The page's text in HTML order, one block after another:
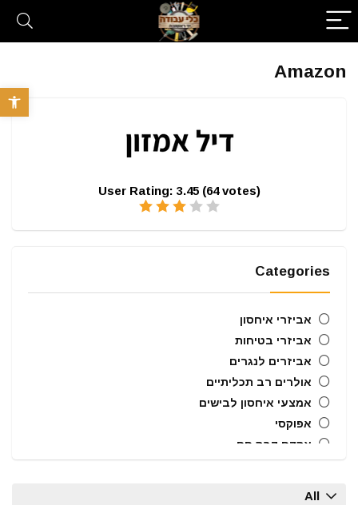
פתח
Amazon
User Rating: 3.45 (64votes)
Categories
אביזרי איחסון
אביזרי בטיחות
אביזרים לנגרים
אולרים רב תכליתיים
אמצעי איחסון לבישים
אפוקסי
אקדח דבק חם
All